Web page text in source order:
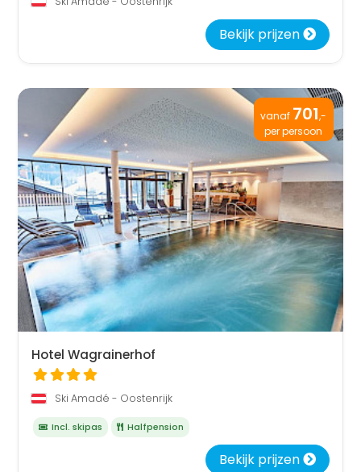
Bekijk prijzen
vanaf 701,-
per persoon
Hotel Wagrainerhof
Ski Amadé - Oostenrijk
Incl. skipas Halfpension
Bekijk prijzen